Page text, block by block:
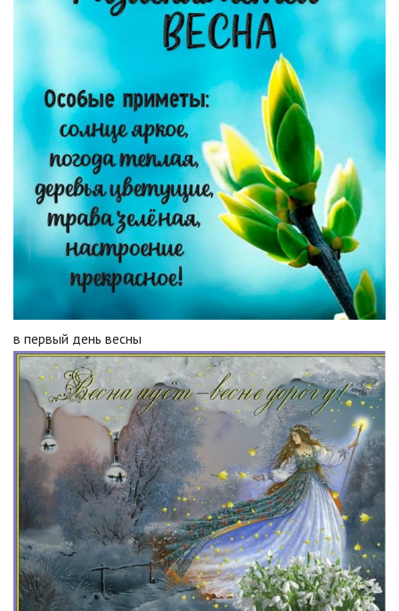
в первый день весны